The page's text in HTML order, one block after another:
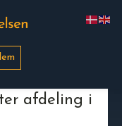
afdeling i